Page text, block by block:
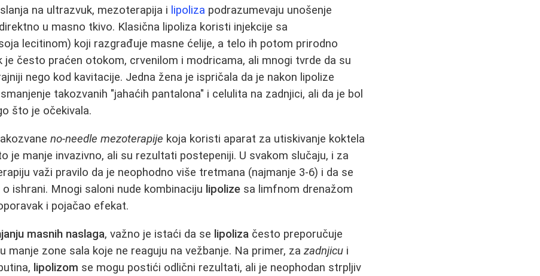
na ultrazvuk, mezoterapija i lipoliza podrazumevaju unošenje
u masno tkivo. Klasična lipoliza koristi injekcije sa
lecitinom) koji razgrađuje masne ćelije, a telo ih potom prirodno
je često praćen otokom, crvenilom i modricama, ali mnogi tvrde da su
nego kod kavitacije. Jedna žena je ispričala da je nakon lipolize
takozvanih "jahaćih pantalona" i celulita na zadnjici, ali da je bol
što je očekivala.
no-needle mezoterapije koja koristi aparat za utiskivanje koktela
je manje invazivno, ali su rezultati postepeniji. U svakom slučaju, i za
važi pravilo da je neophodno više tretmana (najmanje 3-6) i da se
ishrani. Mnogi saloni nude kombinaciju lipolize sa limfnom drenažom
i pojačao efekat.
masnih naslaga, važno je istaći da se lipoliza često preporučuje
manje zone sala koje ne reaguju na vežbanje. Na primer, zazadnjicu i
lipolizom se mogu postići odlični rezultati, ali je neophodan strpljiv